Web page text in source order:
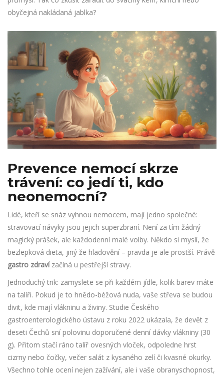
obyčejná nakládaná jablka?
Prevence nemocí skrze
trávení: co jedí ti, kdo
neonemocní?
Lidé, kteří se snáz vyhnou nemocem, mají jedno společné:
stravovací návyky jsou jejich superzbraní. Není za tím žádný
magický prášek, ale každodenní malé volby. Někdo si myslí, že
bezlepková dieta, jiný že hladovění – pravda je ale prostší. Právě
gastro zdravízačíná u pestřejší stravy.
Jednoduchý trik: zamyslete se při každém jídle, kolik barev máte
na talíři. Pokud je to hnědo-béžová nuda, vaše střeva se budou
divit, kde mají vlákninu a živiny. Studie Českého
gastroenterologického ústavu z roku 2022 ukázala, že devět z
deseti Čechů sní polovinu doporučené denní dávky vlákniny (30
g). Přitom stačí ráno talíř ovesných vloček, odpoledne hrst
cizrny nebo čočky, večer salát z kysaného zelí či kvasné okurky.
Všechno tohle ocení nejen zažívání, ale i vaše obranyschopnost,